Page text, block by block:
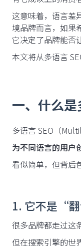
这意味着，语言差
境品牌而言，如果
它决定了品牌能否
本文将从多语言
一、什么是
多语言 SEO（
为不同语言的用户
看似简单，但背后
1. 它不是“
很多品牌都走过这
但在搜索引擎的世